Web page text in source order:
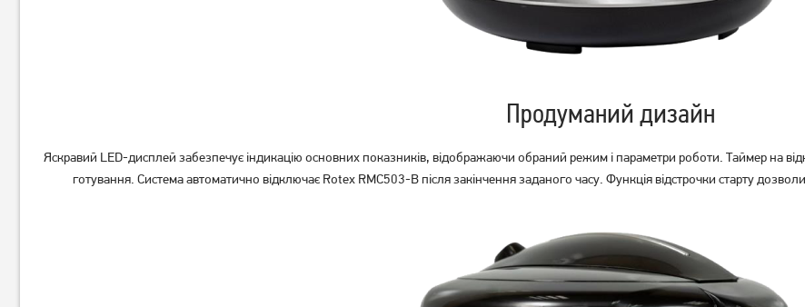
грн грн
Продуманий дизайн
Яскравий LED-дисплей забезпечує індикацію основних показників, відображаючи обраний режим і параметри роботи. Таймер на
готування. Система автоматично відключає Rotex RMC503-B після закінчення заданого часу. Функція відстрочки старту